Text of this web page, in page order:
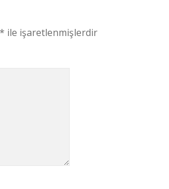
* ile işaretlenmişlerdir